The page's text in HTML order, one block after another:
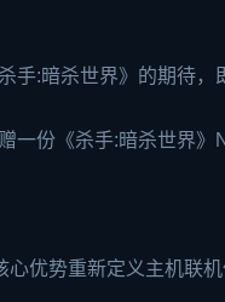
:暗杀世界》的期待，
一份《杀手:暗杀世界》
优势重新定义主机联机